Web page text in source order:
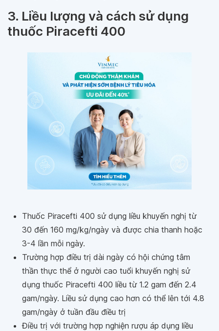
3. Liều lượng và cách sử dụng
thuốc Piracefti 400
Thuốc Piracefti 400 sử dụng liều khuyến nghị từ
30 đến 160 mg/kg/ngày và được chia thanh hoặc
3-4 lần mỗi ngày.
Trường hợp điều trị dài ngày có hội chứng tâm
thần thực thể ở người cao tuổi khuyến nghị sử
dụng thuốc Piracefti 400 liều từ 1.2 gam đến 2.4
gam/ngày. Liều sử dụng cao hơn có thể lên tới 4.8
gam/ngày ở tuần đầu điều trị
Điều trị với trường hợp nghiện rượu áp dụng liều